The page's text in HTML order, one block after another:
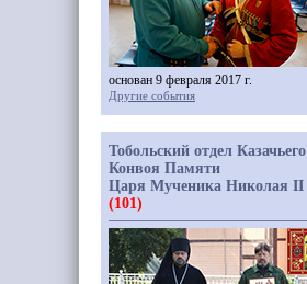
основан 9 февраля 2017 г.
Другие события
Тобольский отдел Казачьего
Конвоя Памяти
Царя Мученика Николая II
(101)